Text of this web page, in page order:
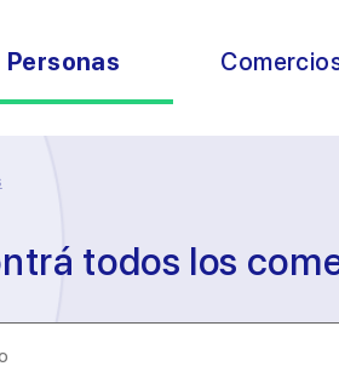
Personas
todos los